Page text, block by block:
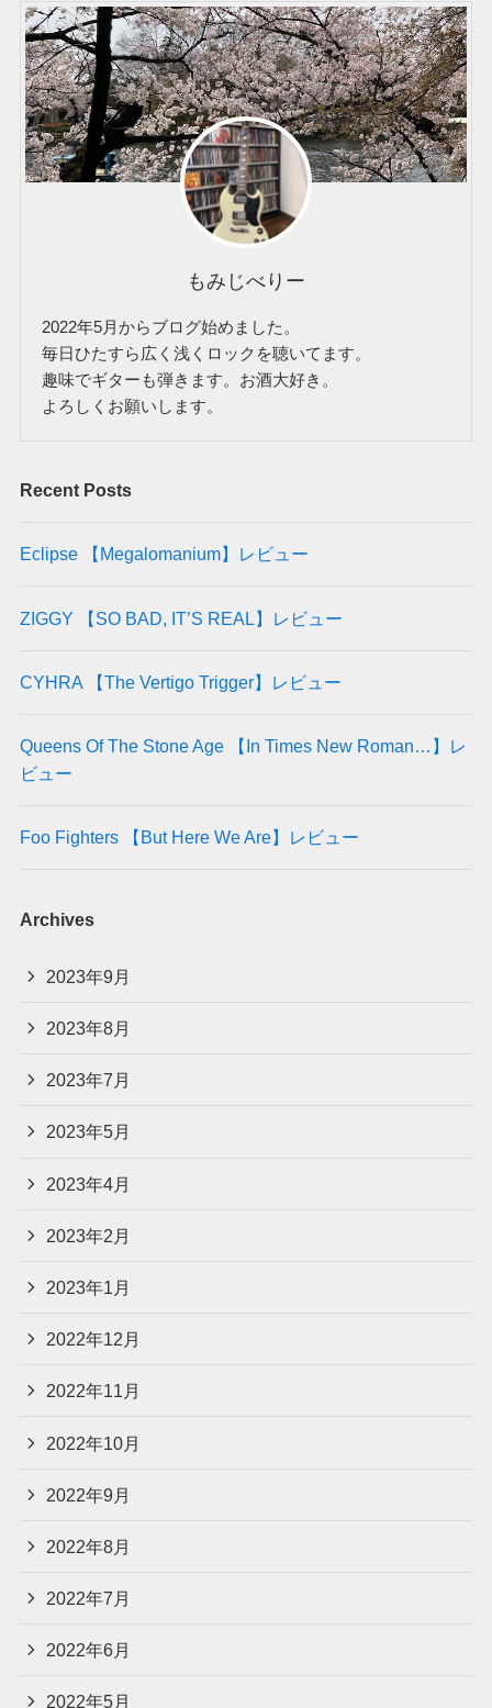
もみじべりー
2022年5月からブログ始めました。
毎日ひたすら広く浅くロックを聴いてます。
趣味でギターも弾きます。お酒大好き。
よろしくお願いします。
Recent Posts
Eclipse 【Megalomanium】レビュー
ZIGGY 【SO BAD, IT’S REAL】レビュー
CYHRA 【The Vertigo Trigger】レビュー
Queens Of The Stone Age 【In Times New Roman…】レ
ビュー
Foo Fighters 【But Here We Are】レビュー
Archives
2023年9月
2023年8月
2023年7月
2023年5月
2023年4月
2023年2月
2023年1月
2022年12月
2022年11月
2022年10月
2022年9月
2022年8月
2022年7月
2022年6月
2022年5月